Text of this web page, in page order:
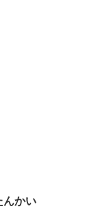
んかい